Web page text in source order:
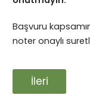
Başvuru
noter onaylı
İleri